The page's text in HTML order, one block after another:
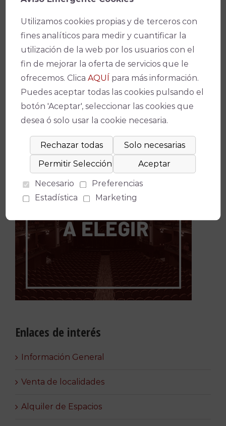
Buscar:
Enlaces de interés
Información General
Venta de localidades
Alquiler de Espacios
Utilizamos cookies propias y de terceros con
fines analíticos para medir y cuantificar la
utilización de la web por los usuarios con el
fin de mejorar la oferta de servicios que le
ofrecemos. ClicaAQUÍ
para más información.
Puedes aceptar todas las cookies pulsando el
botón 'Aceptar', seleccionar las cookies que
desea ó solo usar la cookie necesaria.
Necesario
Preferencias
Estadística
Marketing